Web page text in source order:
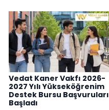
Vedat Kaner Vakfı 2026-
2027 Yılı Yükseköğrenim
Destek Bursu Başvuruları
Başladı